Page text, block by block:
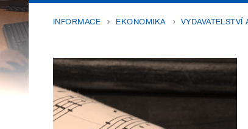
INFORMACE EKONOMIKA VYDAVATELSTVÍ